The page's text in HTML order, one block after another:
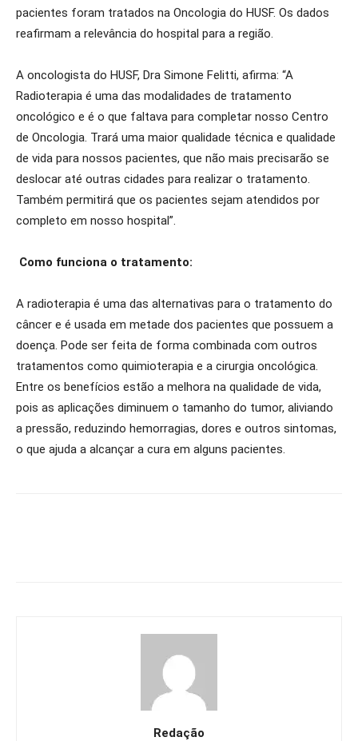
pacientes foram tratados na Oncologia do HUSF. Os dados
reafirmam a relevância do hospital para a região.
A oncologista do HUSF, Dra Simone Felitti, afirma: “A
Radioterapia é uma das modalidades de tratamento
oncológico e é o que faltava para completar nosso Centro
de Oncologia. Trará uma maior qualidade técnica e qualidade
de vida para nossos pacientes, que não mais precisarão se
deslocar até outras cidades para realizar o tratamento.
Também permitirá que os pacientes sejam atendidos por
completo em nosso hospital”.
Como funciona o tratamento:
A radioterapia é uma das alternativas para o tratamento do
câncer e é usada em metade dos pacientes que possuem a
doença. Pode ser feita de forma combinada com outros
tratamentos como quimioterapia e a cirurgia oncológica.
Entre os benefícios estão a melhora na qualidade de vida,
pois as aplicações diminuem o tamanho do tumor, aliviando
a pressão, reduzindo hemorragias, dores e outros sintomas,
o que ajuda a alcançar a cura em alguns pacientes.
Redação